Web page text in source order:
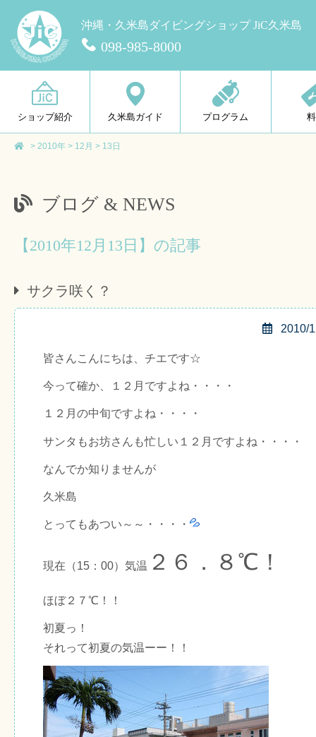
沖縄・久米島ダイビングショップ JiC久米島
098-985-8000
ショップ紹介 久米島ガイド プログラム
> 2010年 > 12月 > 13日
ブログ & NEWS
【2010年12月13日】の記事
サクラ咲く？
2010/
皆さんこんにちは、チエです☆
今って確か、１２月ですよね・・・・
１２月の中旬ですよね・・・・
サンタもお坊さんも忙しい１２月ですよね・・・・
なんでか知りませんが
久米島
とってもあつい～～・・・・
現在（15：00）気温 ２６．８℃！
ほぼ２７℃！！
初夏っ！
それって初夏の気温ーー！！